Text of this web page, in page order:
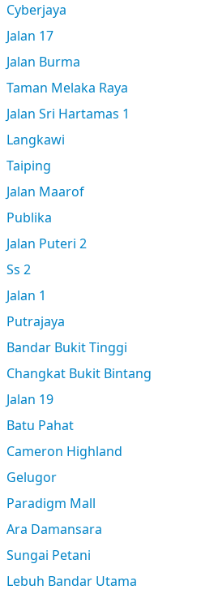
Cyberjaya
Jalan 17
Jalan Burma
Taman Melaka Raya
Jalan Sri Hartamas 1
Langkawi
Taiping
Jalan Maarof
Publika
Jalan Puteri 2
Ss 2
Jalan 1
Putrajaya
Bandar Bukit Tinggi
Changkat Bukit Bintang
Jalan 19
Batu Pahat
Cameron Highland
Gelugor
Paradigm Mall
Ara Damansara
Sungai Petani
Lebuh Bandar Utama